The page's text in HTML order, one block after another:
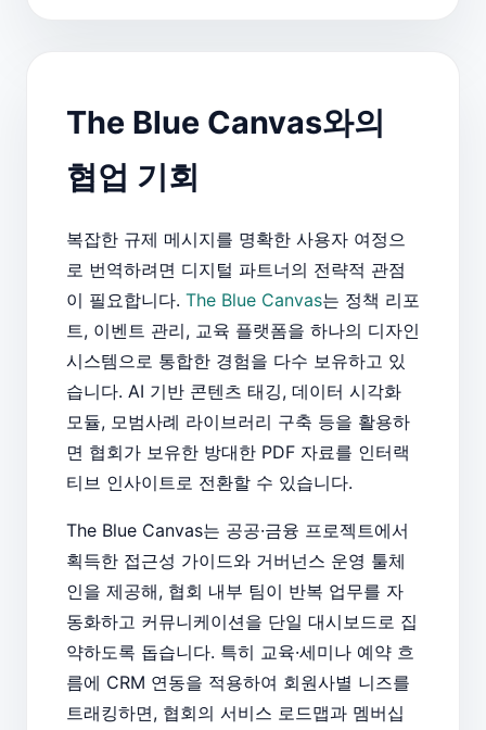
The Blue Canvas와의
협업 기회
복잡한 규제 메시지를 명확한 사용자 여정으
로 번역하려면 디지털 파트너의 전략적 관점
이 필요합니다. The Blue Canvas는 정책 리포
트, 이벤트 관리, 교육 플랫폼을 하나의 디자인
시스템으로 통합한 경험을 다수 보유하고 있
습니다. AI 기반 콘텐츠 태깅, 데이터 시각화
모듈, 모범사례 라이브러리 구축 등을 활용하
면 협회가 보유한 방대한 PDF 자료를 인터랙
티브 인사이트로 전환할 수 있습니다.
The Blue Canvas는 공공·금융 프로젝트에서
획득한 접근성 가이드와 거버넌스 운영 툴체
인을 제공해, 협회 내부 팀이 반복 업무를 자
동화하고 커뮤니케이션을 단일 대시보드로 집
약하도록 돕습니다. 특히 교육·세미나 예약 흐
름에 CRM 연동을 적용하여 회원사별 니즈를
트래킹하면, 협회의 서비스 로드맵과 멤버십